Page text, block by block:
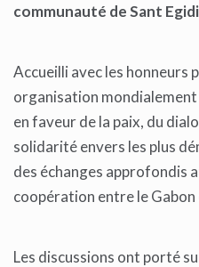
communauté de Sant
Accueilli avec les honneurs
organisation
en faveur de la paix, du
solidarité envers les plus
des échanges approfondis
coopération entre le
Les discussions ont porté